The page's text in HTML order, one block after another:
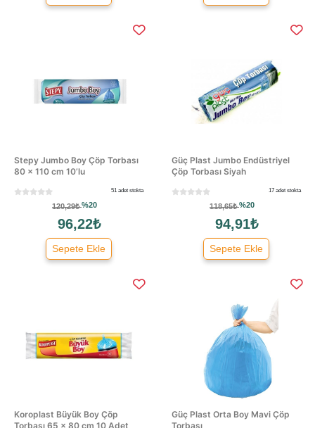
Stepy Jumbo Boy Çöp Torbası
80 × 110 cm 10’lu
51 adet stokta
120,29₺%20
96,22₺
Sepete Ekle
Güç Plast Jumbo Endüstriyel
Çöp Torbası Siyah
17 adet stokta
118,65₺%20
94,91₺
Sepete Ekle
Koroplast Büyük Boy Çöp
Torbası 65 × 80 cm 10 Adet
Güç Plast Orta Boy Mavi Çöp
Torbası